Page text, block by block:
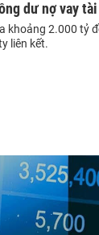
dư nợ vay
khoảng 2.000 tỷ
liên kết.